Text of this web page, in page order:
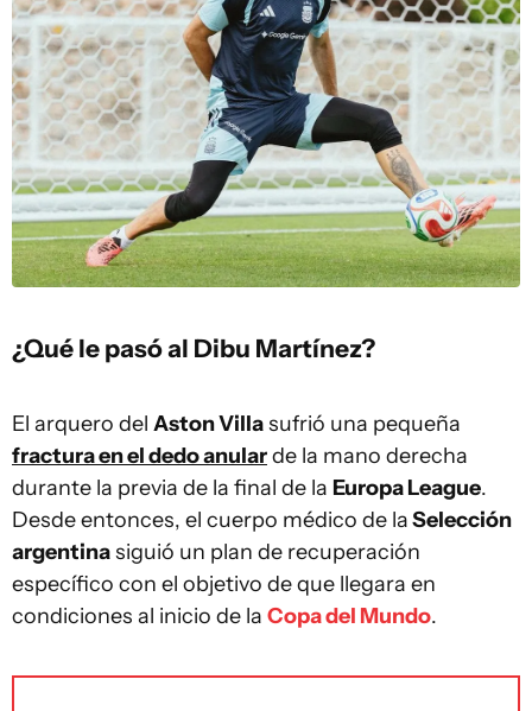
¿Qué le pasó al Dibu Martínez?
El arquero del Aston Villasufrió una pequeña
fractura en eldedo anularde la mano derecha
durante la previa de la final de la Europa League.
Desde entonces, el cuerpo médico de laSelección
argentinasiguió un plan de recuperación
específico con el objetivo de que llegara en
condiciones al inicio de la Copa del Mundo.